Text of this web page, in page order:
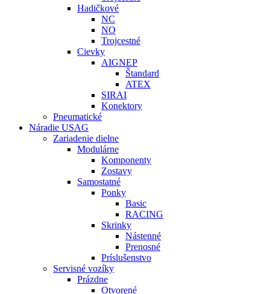
Hadičkové
NC
NO
Trojcestné
Cievky
AIGNEP
Štandard
ATEX
SIRAI
Konektory
Pneumatické
Náradie USAG
Zariadenie dielne
Modulárne
Komponenty
Zostavy
Samostatné
Ponky
Basic
RACING
Skrinky
Nástenné
Prenosné
Príslušenstvo
Servisné vozíky
Prázdne
Otvorené